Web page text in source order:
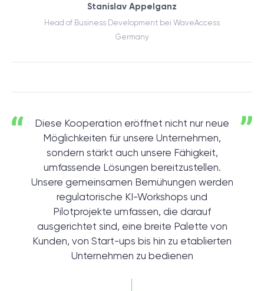
Stanislav Appelganz
Head of Business Development bei WaveAccess
Germany
Diese Kooperation eröffnet nicht nur neue
Möglichkeiten für unsere Unternehmen,
sondern stärkt auch unsere Fähigkeit,
umfassende Lösungen bereitzustellen.
Unsere gemeinsamen Bemühungen werden
regulatorische KI-Workshops und
Pilotprojekte umfassen, die darauf
ausgerichtet sind, eine breite Palette von
Kunden, von Start-ups bis hin zu etablierten
Unternehmen zu bedienen